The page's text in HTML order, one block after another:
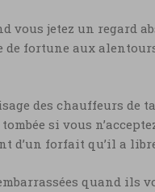
vous jetez un regard
fortune aux
des chauffeurs de
si vous
d’un forfait qu’il a
quand ils